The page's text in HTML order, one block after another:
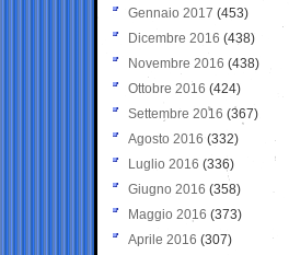
Gennaio 2017 (453)
Dicembre 2016 (438)
Novembre 2016 (438)
Ottobre 2016 (424)
Settembre 2016 (367)
Agosto 2016 (332)
Luglio 2016 (336)
Giugno 2016 (358)
Maggio 2016 (373)
Aprile 2016 (307)